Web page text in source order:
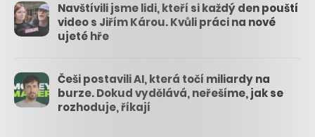
Navštívili jsme lidi, kteří si každý den pouští
video s Jiřím Károu. Kvůli práci na nové
ujeté hře
Češi postavili AI, která točí miliardy na
burze. Dokud vydělává, neřešíme, jak se
rozhoduje, říkají